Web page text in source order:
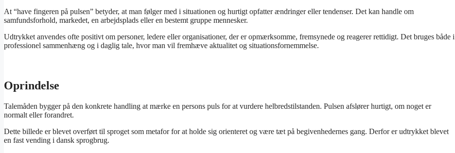
At “have fingeren på pulsen” betyder, at man følger med i situationen og hurtigt opfatter ændringer eller tendenser. Det kan handle om
samfundsforhold, markedet, en arbejdsplads eller en bestemt gruppe mennesker.
Udtrykket anvendes ofte positivt om personer, ledere eller organisationer, der er opmærksomme, fremsynede og reagerer rettidigt. Det bruges både i
professionel sammenhæng og i daglig tale, hvor man vil fremhæve aktualitet og situationsfornemmelse.
Oprindelse
Talemåden bygger på den konkrete handling at mærke en persons puls for at vurdere helbredstilstanden. Pulsen afslører hurtigt, om noget er
normalt eller forandret.
Dette billede er blevet overført til sproget som metafor for at holde sig orienteret og være tæt på begivenhedernes gang. Derfor er udtrykket blevet
en fast vending i dansk sprogbrug.